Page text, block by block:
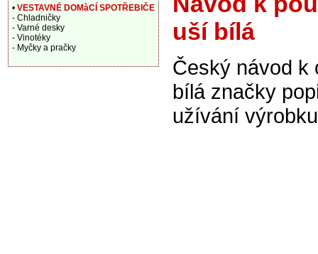
uší bílá
Český návod k
bílá značky
užívání
• VESTAVNÉ DOMàCÍ SPOTŘEBIČE
- Chladničky
- Varné desky
- Vinotéky
- Myčky a pračky